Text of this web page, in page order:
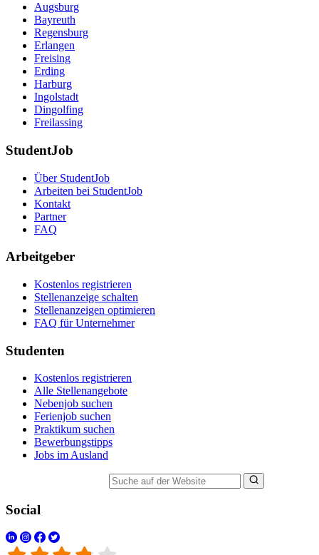
Augsburg
Bayreuth
Regensburg
Erlangen
Freising
Erding
Harburg
Ingolstadt
Dingolfing
Freilassing
StudentJob
Über StudentJob
Arbeiten bei StudentJob
Kontakt
Partner
FAQ
Arbeitgeber
Kostenlos registrieren
Stellenanzeige schalten
Stellenanzeigen optimieren
FAQ für Unternehmer
Studenten
Kostenlos registrieren
Alle Stellenangebote
Nebenjob suchen
Ferienjob suchen
Praktikum suchen
Bewerbungstipps
Jobs im Ausland
Social